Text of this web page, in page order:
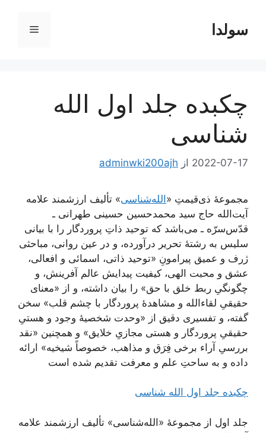
محتواسولدا فهرست
چکبده جلد اول الله
شناسی
2022-07-17 از adminwki200ajh
مجموعۀ ذی‌قیمتِ «الله‌شناسی» تألیف ارزشمند علامه
آیت‌الله حاج سید محمد‌حسین حسینی طهرانی ـ
قدّس‌سرّه ـ می‌باشد که توحید ذاتِ پروردگار را با بیانی
سلیس به رشتۀ تحریر درآورده، و در عین روانی، مباحثی
ژرف و عمیق پیرامونِ «توحید ذاتی، اسمائی و افعالی،
عشق و محبت الهی، کیفیت پیدایش عالم آفرینش، و
چگونگیِ ربط خلق با حق» را بیان داشته، و از «معنای
حقیقیِ لقاء‌الله و مشاهدۀ پروردگار با چشم قلب» سخن
گفته، و تفسیری دقیق از «وحدت شخصیۀ وجود و هستیِ
حقیقیِ پروردگار و هستی مجازیِ خلایق» و همچنین «نقد
بررسیِ آراء برخی فِرَق و مذاهب، خصوصاً شیخیه» ارائه
داده و به ساحتِ علم و معرفت تقدیم شده است
چکبده جلد اول الله شناسی
جلد اول از مجموعۀ «الله‌شناسی» تألیف ارزشمند علامه